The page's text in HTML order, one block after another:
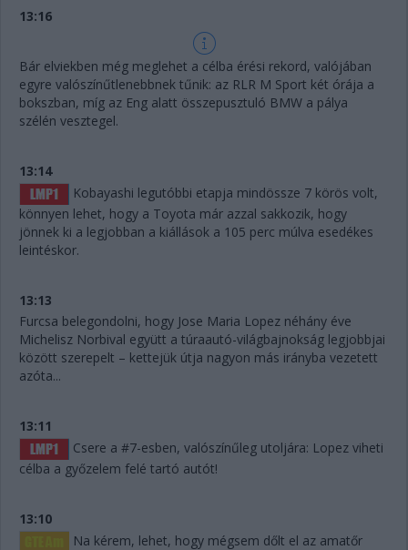
13:16
Bár elviekben még meglehet a célba érési rekord, valójában
egyre valószínűtlenebbnek tűnik: az RLR M Sport két órája a
bokszban, míg az Eng alatt összepusztuló BMW a pálya
szélén vesztegel.
13:14
Kobayashi legutóbbi etapja mindössze 7 körös volt,
könnyen lehet, hogy a Toyota már azzal sakkozik, hogy
jönnek ki a legjobban a kiállások a 105 perc múlva esedékes
leintéskor.
13:13
Furcsa belegondolni, hogy Jose Maria Lopez néhány éve
Michelisz Norbival együtt a túraautó-világbajnokság legjobbjai
között szerepelt – kettejük útja nagyon más irányba vezetett
azóta...
13:11
Csere a #7-esben, valószínűleg utoljára: Lopez viheti
célba a győzelem felé tartó autót!
13:10
Na kérem, lehet, hogy mégsem dőlt el az amatőr